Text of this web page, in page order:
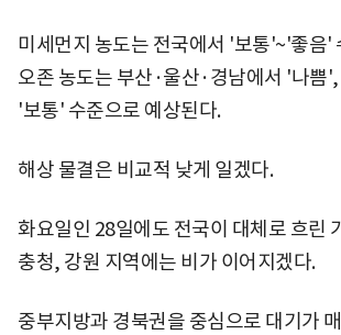
미세먼지 농도는 전국에서 '보통'~'좋음'
오존 농도는 부산·울산·경남에서 '나쁨
'보통' 수준으로 예상된다.
해상 물결은 비교적 낮게 일겠다.
화요일인 28일에도 전국이 대체로 흐린
충청, 강원 지역에는 비가 이어지겠다.
중부지방과 경북권을 중심으로 대기가